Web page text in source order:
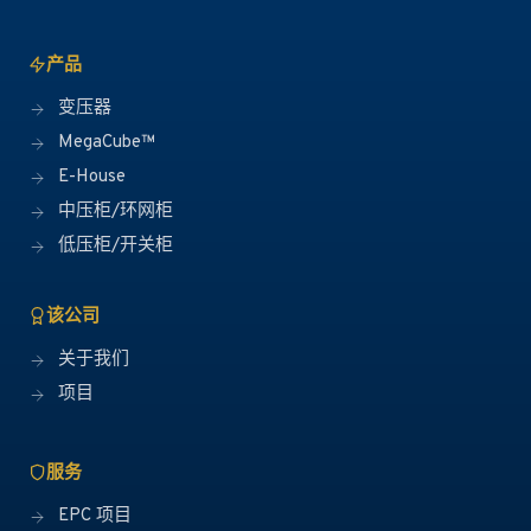
产品
变压器
MegaCube™
E-House
中压柜/环网柜
低压柜/开关柜
该公司
关于我们
项目
服务
EPC 项目